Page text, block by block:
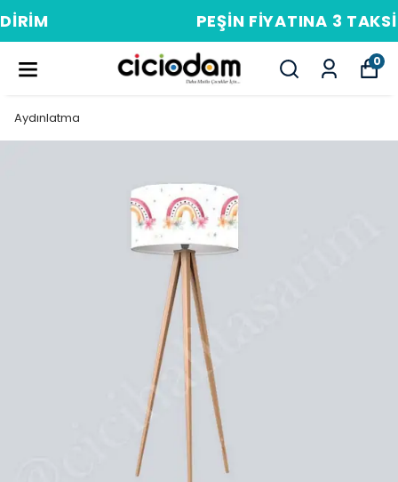
PEŞIN FIYATINA 3 TAKSIT
0
Aydınlatma